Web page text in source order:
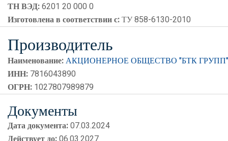
ТН ВЭД:6201 20 000 0
Изготовлена в соответствии с:ТУ 858-6130-2010
Производитель
Наименование:АКЦИОНЕРНОЕ ОБЩЕСТВО "БТК ГРУПП"
ИНН: 7816043890
ОГРН: 1027807989879
Документы
Дата документа:07.03.2024